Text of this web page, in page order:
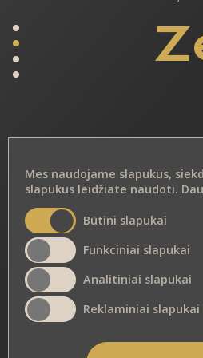
Mes naudojame slapukus,
slapukus leidžiate naudoti.
Būtini slapukai
Funkciniai slapukai
Analitiniai slapukai
Reklaminiai slapukai